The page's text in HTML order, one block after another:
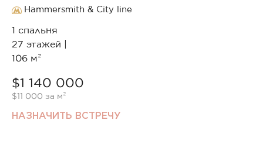
Hammersmith & City line
1 спальня
27 этажей |
106 м²
$1 140 000
$11 000 за м²
НАЗНАЧИТЬ ВСТРЕЧУ